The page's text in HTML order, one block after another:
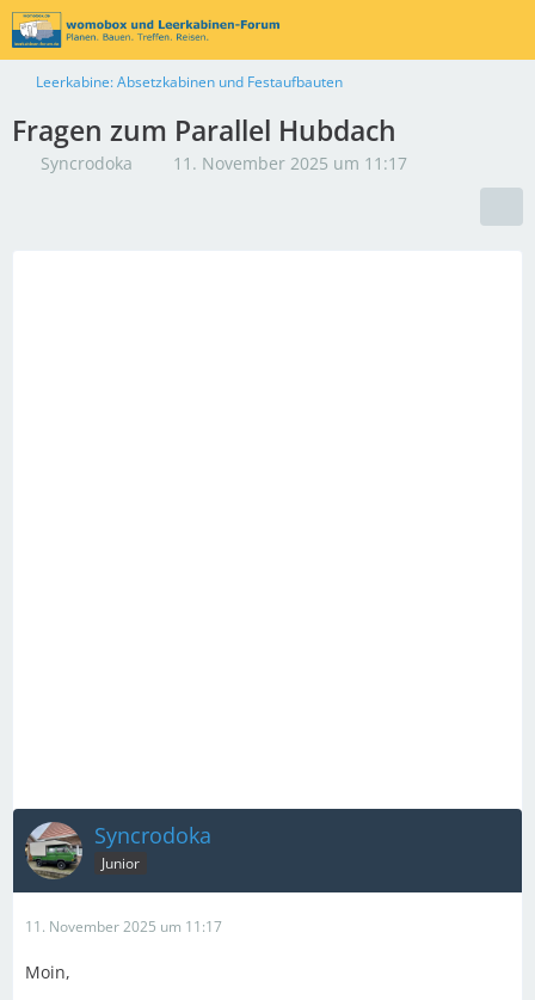
Leerkabine: Absetzkabinen und Festaufbauten
Fragen zum Parallel Hubdach
Syncrodoka 11. November 2025 um 11:17
Syncrodoka
Junior
11. November 2025 um 11:17
Moin,